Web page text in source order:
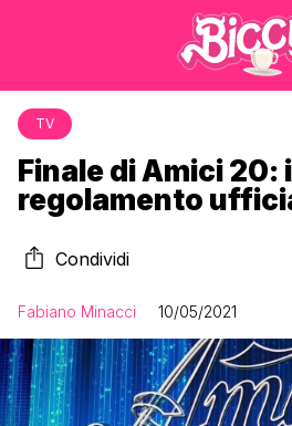
TV
Finale di Amici 20:
regolamento
Condividi
Fabiano Minacci 10/05/2021